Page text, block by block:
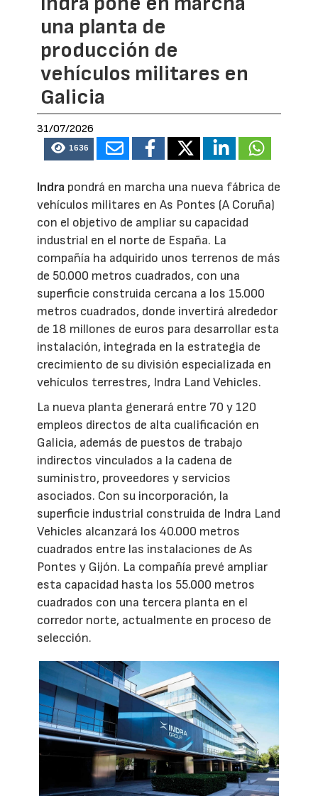
una planta de
producción de
vehículos militares en
Galicia
31/07/2026
1636
Indra pondrá en marcha una nueva fábrica de
vehículos militares en As Pontes (A Coruña)
con el objetivo de ampliar su capacidad
industrial en el norte de España. La
compañía ha adquirido unos terrenos de más
de 50.000 metros cuadrados, con una
superficie construida cercana a los 15.000
metros cuadrados, donde invertirá alrededor
de 18 millones de euros para desarrollar esta
instalación, integrada en la estrategia de
crecimiento de su división especializada en
vehículos terrestres, Indra Land Vehicles.
La nueva planta generará entre 70 y 120
empleos directos de alta cualificación en
Galicia, además de puestos de trabajo
indirectos vinculados a la cadena de
suministro, proveedores y servicios
asociados. Con su incorporación, la
superficie industrial construida de Indra Land
Vehicles alcanzará los 40.000 metros
cuadrados entre las instalaciones de As
Pontes y Gijón. La compañía prevé ampliar
esta capacidad hasta los 55.000 metros
cuadrados con una tercera planta en el
corredor norte, actualmente en proceso de
selección.